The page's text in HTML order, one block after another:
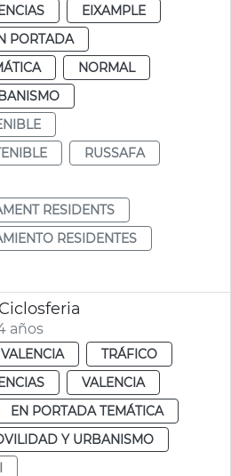
EIXAMPLE
PORTADA
NORMAL
RUSSAFA
RESIDENTS
RESIDENTES
años
VALENCIA
TRÁFICO
VALENCIA
EN PORTADA TEMÁTICA
Y URBANISMO